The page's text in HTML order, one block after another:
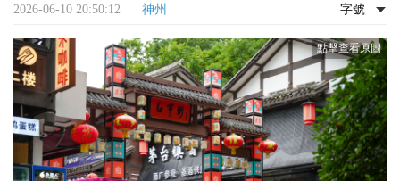
2026-06-10 20:50:12 神州 字號